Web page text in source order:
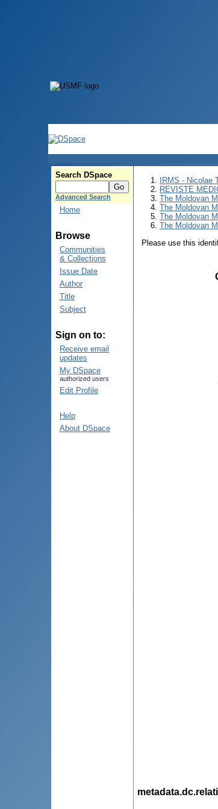
Search DSpace
Advanced Search
Home
Browse
Communities
& Collections
Issue Date
Author
Title
Subject
Sign on to:
Receive email
updates
My DSpace
authorized users
Edit Profile
Help
About DSpace
IRMS - Nicolae
REVISTE
The Moldovan
The Moldovan
The Moldovan
The Moldovan
Please use this